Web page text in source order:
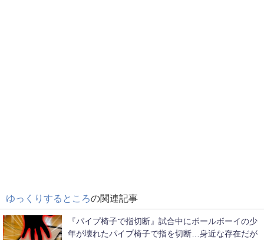
ゆっくりするところの関連記事
『パイプ椅子で指切断』試合中にボールボーイの少
年が壊れたパイプ椅子で指を切断…身近な存在だが